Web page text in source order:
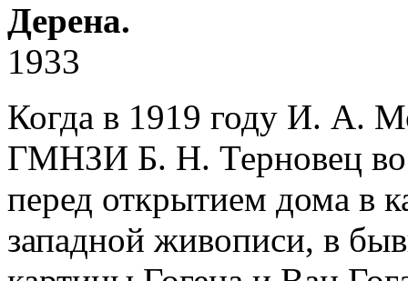
Дерена.
1933
Когда в 1919 году И. А.
ГМНЗИ Б. Н. Терновец
перед открытием дома в
западной живописи, в